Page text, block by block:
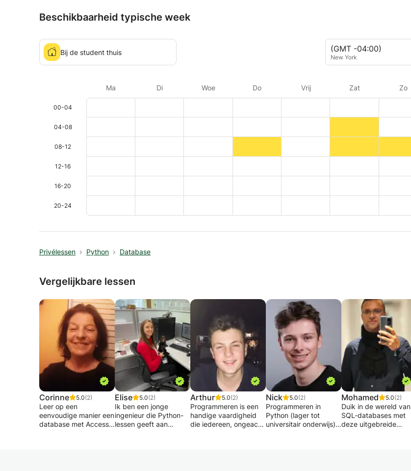
Beschikbaarheid typische week
(GMT -04:00)
New York
Bij de student thuis
Ma Di Woe Do Vrij Zat Zo
00-04
04-08
08-12
12-16
16-20
20-24
Privélessen Python Database
Vergelijkbare lessen
Corinne 5.0(2)
Leer op een
eenvoudige manier een
database met Access
Elise 5.0(2)
Ik ben een jonge
ingenieur die Python-
lessen geeft aan
Arthur 5.0(2)
Programmeren is een
handige vaardigheid
die iedereen, ongeacht
Nick 5.0(2)
Programmeren in
Python (lager tot
universitair onderwijs)
Mohamed 5.0(2)
Duik in de wereld van
SQL-databases met
deze uitgebreide